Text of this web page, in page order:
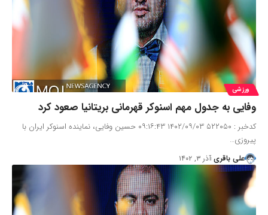
ورزشی
وفایی به جدول مهم اسنوکر قهرمانی بریتانیا صعود کرد
کدخبر : ۵۲۲۰۵۰ ۱۴۰۲/۰۹/۰۳ ۰۹:۱۶:۴۳ حسین وفایی، نماینده اسنوکر ایران با
پیروزی…
علی باقری آذر ۳, ۱۴۰۲